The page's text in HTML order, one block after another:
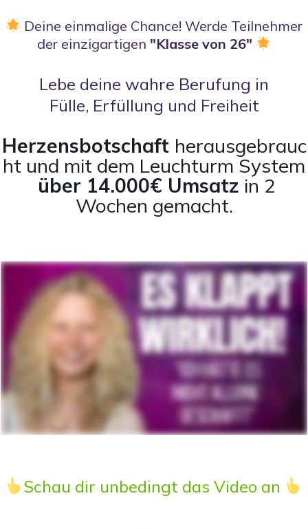
Deine einmalige Chance! Werde Teilnehmer
der einzigartigen "Klasse von 26"
Lebe deine wahre Berufung in
Fülle, Erfüllung und Freiheit
Herzensbotschaft herausgebrauc
ht und mit dem Leuchturm System
über 14.000€ Umsatz in 2
Wochen gemacht.
Schau dir unbedingt das Video an